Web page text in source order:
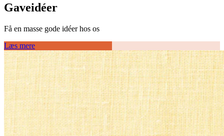
Gaveidéer
Få en masse gode idéer hos os
Læs mere